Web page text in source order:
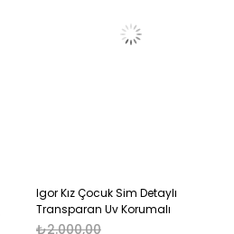
Igor Kız Çocuk Sim Detaylı
Transparan Uv Korumalı
Güneş Gözlüğü PEMBE
₺2.000,00